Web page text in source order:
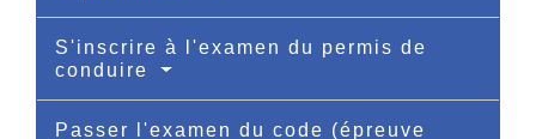
S'inscrire à l'examen du permis de
conduire
Passer l'examen du code (épreuve